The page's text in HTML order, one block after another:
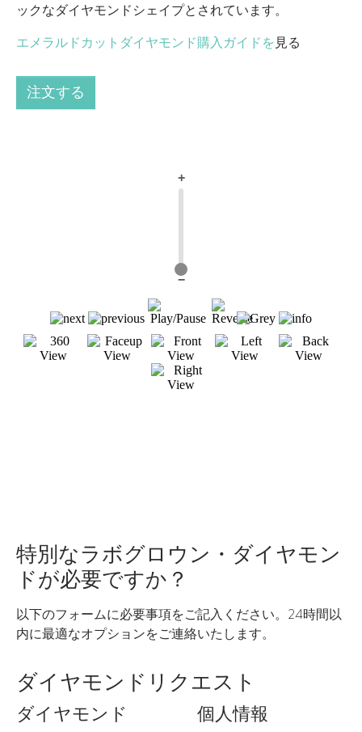
ックなダイヤモンドシェイプとされています。
エメラルドカットダイヤモンド購入ガイドを見る
注文する
特別なラボグロウン・ダイヤモン
ドが必要ですか？
以下のフォームに必要事項をご記入ください。24時間以
内に最適なオプションをご連絡いたします。
ダイヤモンドリクエスト
ダイヤモンド 個人情報